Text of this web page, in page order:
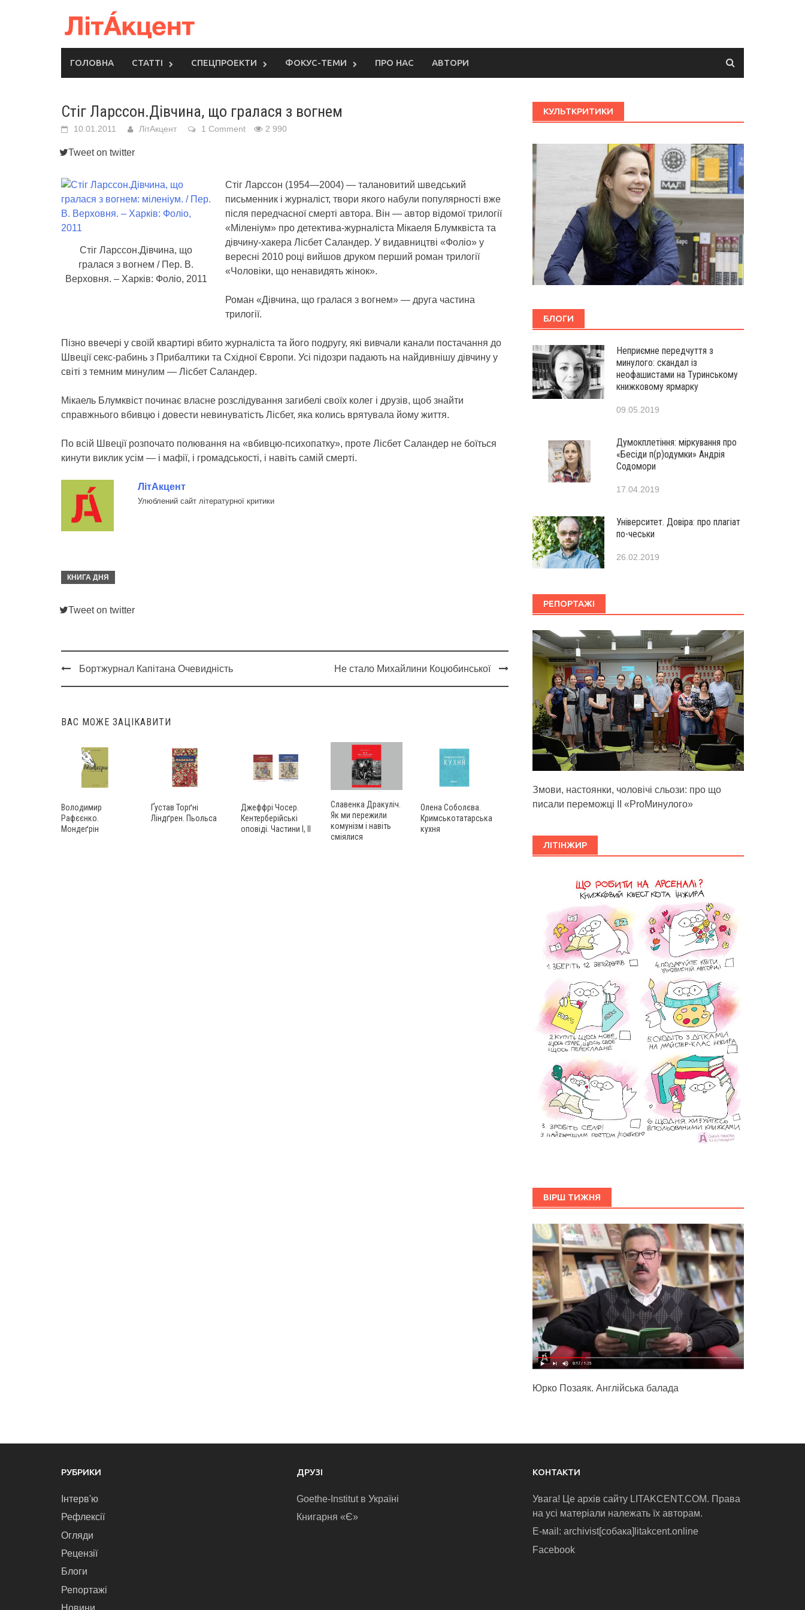
ГОЛОВНА СТАТТІ СПЕЦПРОЕКТИ ФОКУС-ТЕМИ ПРО НАС АВТОРИ
Стіг Ларссон.Дівчина, що гралася з вогнем
10.01.2011 ЛітАкцент 1 Comment 2 990
Tweet on twitter
Стіг Ларссон.Дівчина, що
гралася з вогнем / Пер. В.
Верховня. – Харків: Фоліо, 2011
Стіг Ларссон (1954—2004) — талановитий шведський
письменник і журналіст, твори якого набули популярності вже
після передчасної смерті автора. Він — автор відомої трилогії
«Міленіум» про детектива-журналіста Мікаеля Блумквіста та
дівчину-хакера Лісбет Саландер. У видавництві «Фоліо» у
вересні 2010 році вийшов друком перший роман трилогії
«Чоловіки, що ненавидять жінок».
Роман «Дівчина, що гралася з вогнем» — друга частина
трилогії.
Пізно ввечері у своїй квартирі вбито журналіста та його подругу, які вивчали канали постачання до
Швеції секс-рабинь з Прибалтики та Східної Європи. Усі підозри падають на найдивнішу дівчину у
світі з темним минулим — Лісбет Саландер.
Мікаель Блумквіст починає власне розслідування загибелі своїх колег і друзів, щоб знайти
справжнього вбивцю і довести невинуватість Лісбет, яка колись врятувала йому життя.
По всій Швеції розпочато полювання на «вбивцю-психопатку», проте Лісбет Саландер не боїться
кинути виклик усім — і мафії, і громадськості, і навіть самій смерті.
ЛітАкцент
Улюблений сайт літературної критики
КНИГА ДНЯ
Tweet on twitter
Post
Бортжурнал Капітана Очевидність Не стало Михайлини Коцюбинської
ВАС МОЖЕ ЗАЦІКАВИТИ
Володимир
Рафєєнко.
Мондеґрін
Ґустав Торґні
Ліндґрен. Пьольса
Джеффрі Чосер.
Кентерберійські
оповіді. Частини І, ІІ
Славенка Дракуліч.
Як ми пережили
комунізм і навіть
сміялися
Олена Соболєва.
Кримськотатарська
кухня
КУЛЬТКРИТИКИ
БЛОГИ
Неприємне передчуття з
минулого: скандал із
неофашистами на Туринському
книжковому ярмарку
09.05.2019
Думокплетіння: міркування про
«Бесіди п(р)одумки» Андрія
Содомори
17.04.2019
Університет. Довіра: про плагіат
по-чеськи
26.02.2019
РЕПОРТАЖІ
Змови, настоянки, чоловічі сльози: про що
писали переможці ІІ «ProМинулого»
ЛІТІНЖИР
ВІРШ ТИЖНЯ
Юрко Позаяк. Англійська балада
РУБРИКИ
Інтерв'ю
Рефлексії
Огляди
Рецензії
Блоги
Репортажі
Новини
ДРУЗІ
Goethe-Institut в Україні
Книгарня «Є»
КОНТАКТИ
Увага! Це архів сайту LITAKCENT.COM. Права
на усі матеріали належать їх авторам.
E-маіl: archivist[собака]litakcent.online
Facebook